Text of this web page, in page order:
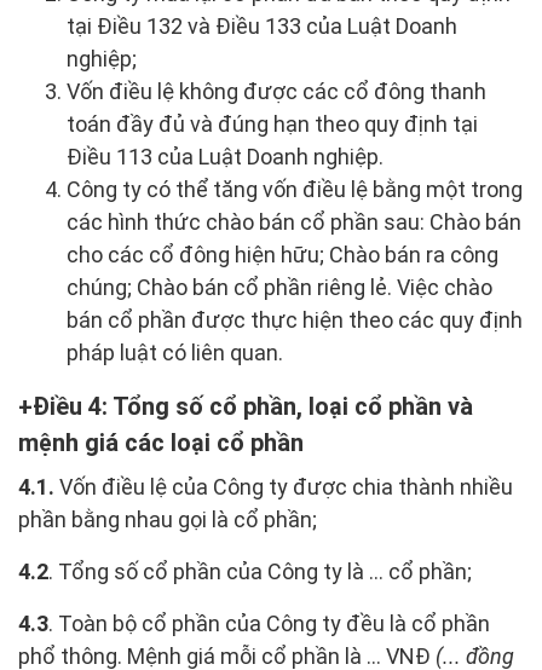
tại Điều 132 và Điều 133 của Luật Doanh
nghiệp;
Vốn điều lệ không được các cổ đông thanh
toán đầy đủ và đúng hạn theo quy định tại
Điều 113 của Luật Doanh nghiệp.
Công ty có thể tăng vốn điều lệ bằng một trong
các hình thức chào bán cổ phần sau: Chào bán
cho các cổ đông hiện hữu; Chào bán ra công
chúng; Chào bán cổ phần riêng lẻ. Việc chào
bán cổ phần được thực hiện theo các quy định
pháp luật có liên quan.
Điều 4: Tổng số cổ phần, loại cổ phần và
mệnh giá các loại cổ phần
4.1. Vốn điều lệ của Công ty được chia thành nhiều
phần bằng nhau gọi là cổ phần;
4.2. Tổng số cổ phần của Công ty là ... cổ phần;
4.3. Toàn bộ cổ phần của Công ty đều là cổ phần
phổ thông. Mệnh giá mỗi cổ phần là ... VNĐ (... đồng